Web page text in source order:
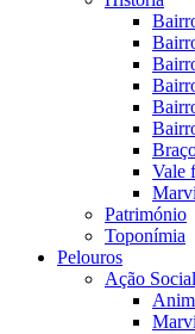
Vale
Património
Toponímia
Pelouros
Ação Social